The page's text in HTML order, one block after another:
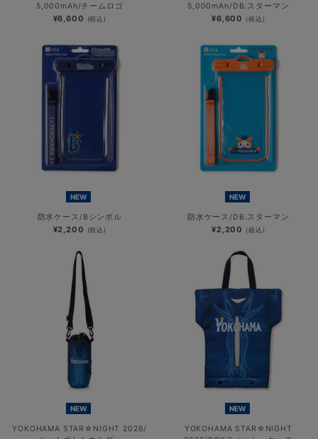
5,000mAh/チームロゴ
¥6,600 (税込)
5,000mAh/DB.スターマン
¥6,600 (税込)
NEW
防水ケース/Bシンボル
¥2,200 (税込)
NEW
防水ケース/DB.スターマン
¥2,200 (税込)
NEW
YOKOHAMA STAR☆NIGHT 2026/
NEW
YOKOHAMA STAR☆NIGHT